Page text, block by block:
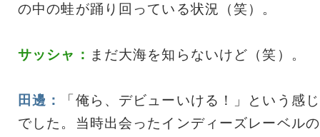
の中の蛙が踊り回っている状況（笑）。
サッシャ： まだ大海を知らないけど（笑）。
田邊：
「俺ら、デビューいける！」という感じ
でした。当時出会ったインディーズレーベルの